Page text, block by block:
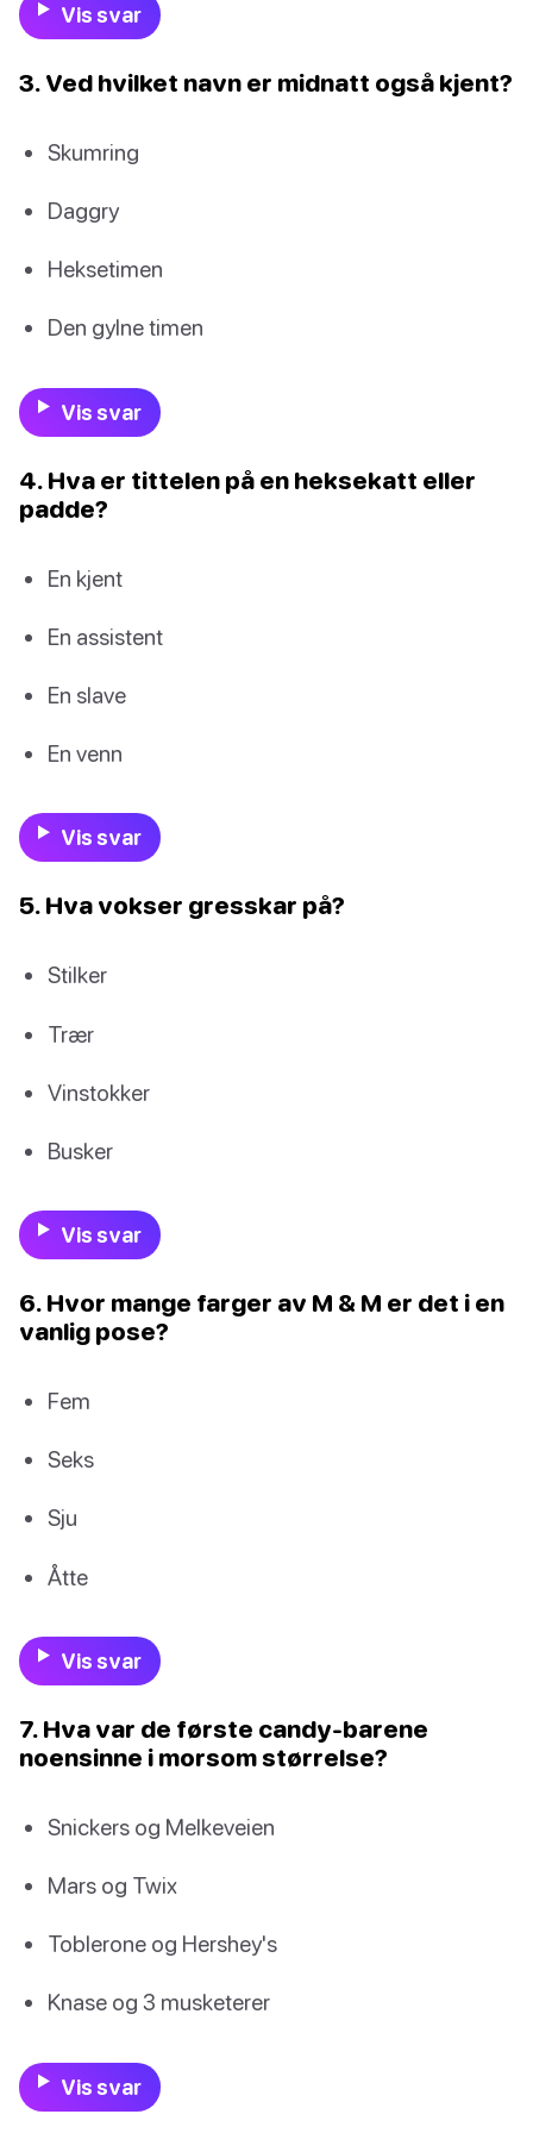
Vis svar
3. Ved hvilket navn er midnatt også kjent?
Skumring
Daggry
Heksetimen
Den gylne timen
Vis svar
4. Hva er tittelen på en heksekatt eller
padde?
En kjent
En assistent
En slave
En venn
Vis svar
5. Hva vokser gresskar på?
Stilker
Trær
Vinstokker
Busker
Vis svar
6. Hvor mange farger av M & M er det i en
vanlig pose?
Fem
Seks
Sju
Åtte
Vis svar
7. Hva var de første candy-barene
noensinne i morsom størrelse?
Snickers og Melkeveien
Mars og Twix
Toblerone og Hershey's
Knase og 3 musketerer
Vis svar